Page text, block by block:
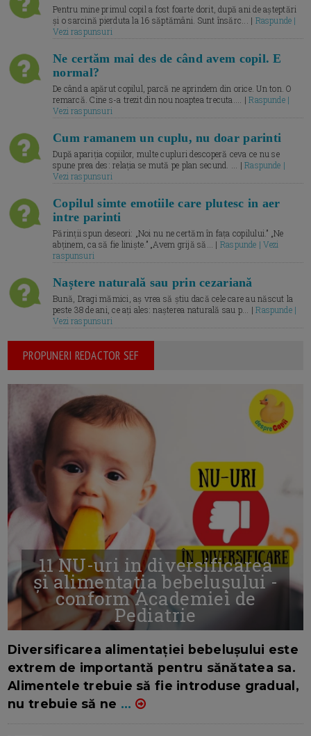
Pentru mine primul copil a fost foarte dorit, după ani de așteptări
și o sarcină pierduta la 16 săptămâni. Sunt însărc... | Raspunde |
Vezi raspunsuri
Ne certăm mai des de când avem copil. E
normal?
De când a apărut copilul, parcă ne aprindem din orice. Un ton. O
remarcă. Cine s-a trezit din nou noaptea trecuta.... |Raspunde |
Vezi raspunsuri
Cum ramanem un cuplu, nu doar parinti
După apariția copiilor, multe cupluri descoperă ceva ce nu se
spune prea des: relația se mută pe plan secund. ... |Raspunde |
Vezi raspunsuri
Copilul simte emotiile care plutesc in aer
intre parinti
Părinții spun deseori: „Noi nu ne certăm în fața copilului.” „Ne
abținem, ca să fie liniște.” „Avem grijă să... | Raspunde | Vezi
raspunsuri
Naștere naturală sau prin cezariană
Bună, Dragi mămici, aș vrea să știu dacă cele care au născut la
peste 38 de ani, ce ați ales: nașterea naturală sau p... |Raspunde |
Vezi raspunsuri
PROPUNERI REDACTOR SEF
11 NU-uri in diversificarea
și alimentația bebelușului -
conform Academiei de
Pediatrie
Diversificarea alimentației bebelușului este
extrem de importantă pentru sănătatea sa.
Alimentele trebuie să fie introduse gradual,
nu trebuie să ne ...